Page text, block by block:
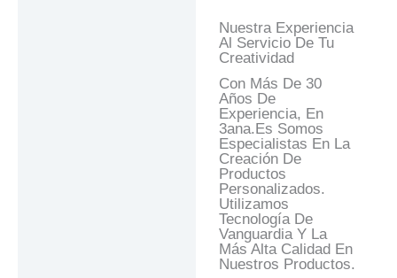
Nuestra Experiencia
Al Servicio De Tu
Creatividad
Con Más De 30
Años De
Experiencia, En
3ana.es Somos
Especialistas En La
Creación De
Productos
Personalizados.
Utilizamos
Tecnología De
Vanguardia Y La
Más Alta Calidad En
Nuestros Productos.